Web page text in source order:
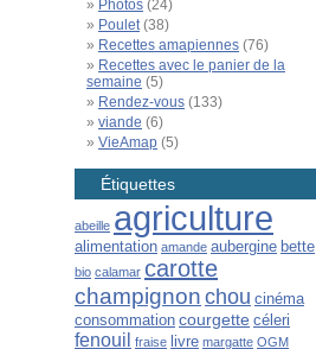
Photos (24)
Poulet(38)
Recettes amapiennes (76)
Recettes avec le panier de la
semaine (5)
Rendez-vous (133)
viande (6)
VieAmap (5)
Étiquettes
abeille agriculture
alimentation amande aubergine bette
bio calamar carotte
champignon chou cinéma
consommation courgette céleri
fenouil fraise livre margatte OGM